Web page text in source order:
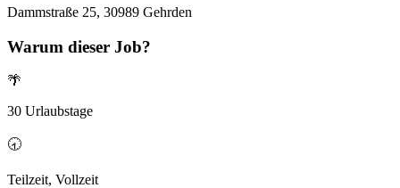
Dammstraße 25, 30989 Gehrden
Warum dieser Job?
🌴
30 Urlaubstage
🕣
Teilzeit, Vollzeit